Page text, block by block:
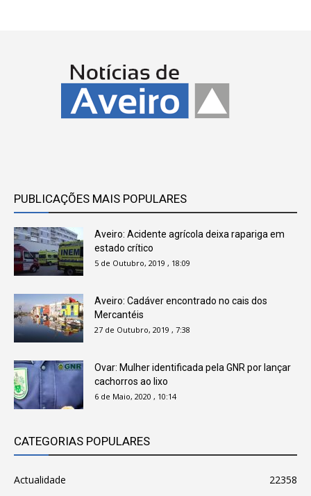
PUBLICAÇÕES MAIS POPULARES
Aveiro: Acidente agrícola deixa rapariga em
estado crítico
5 de Outubro, 2019 , 18:09
Aveiro: Cadáver encontrado no cais dos
Mercantéis
27 de Outubro, 2019 , 7:38
Ovar: Mulher identificada pela GNR por lançar
cachorros ao lixo
6 de Maio, 2020 , 10:14
CATEGORIAS POPULARES
Actualidade
22358